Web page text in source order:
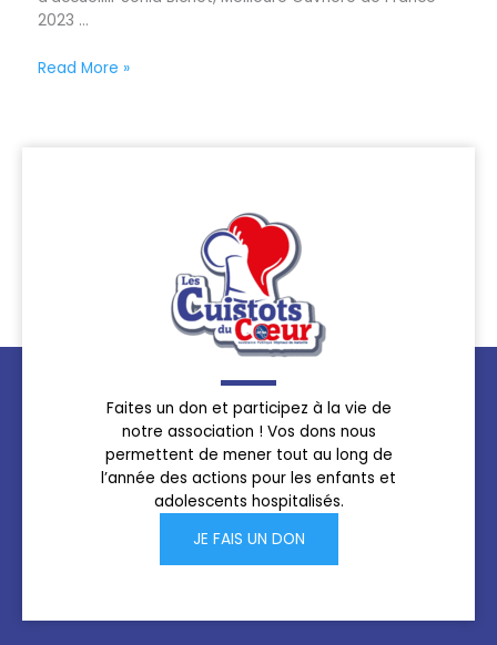
2023 ...
Read More »
Faites un don et participez à la vie de
notre association ! Vos dons nous
permettent de mener tout au long de
l’année des actions pour les enfants et
adolescents hospitalisés.
JE FAIS UN DON